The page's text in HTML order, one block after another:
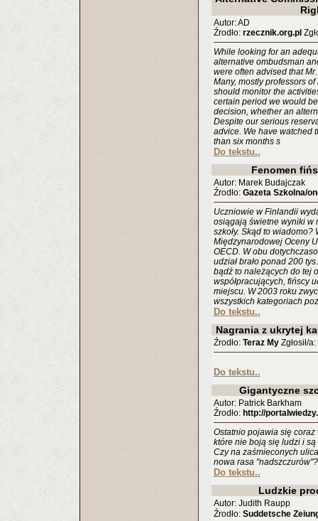
Autor: AD
Źrodło: rzecznik.org.pl
While looking for an
alternative ombudsman
were often advised that
Many, mostly professors
should monitor the
certain period we would
decision, whether an
Despite our serious
advice. We have watched
than six months s
Do tekstu..
Fenomen
Autor: Marek Budajczak
Źrodło: Gazeta Szkolna/
Uczniowie w Finlandii
osiągają świetne wyniki w
szkoły. Skąd to
Międzynarodowej Oceny
OECD. W obu
udział brało ponad 200
bądź to należących do tej
współpracujących, fińscy
miejscu. W 2003 roku
wszystkich kategoriach
Do tekstu..
Nagrania z ukrytej
Źrodło: Teraz MyZgłosił/a:
Do tekstu..
Gigantyczne
Autor: Patrick Barkham
Źrodło: http://
Ostatnio pojawia się
które nie boją się ludzi i
Czy na zaśmieconych
nowa rasa "nadszczurów"?
Do tekstu..
Ludzkie
Autor: Judith Raupp
Źrodło: Suddetsche